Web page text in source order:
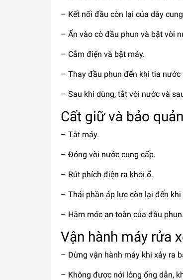
– Kết nối đầu còn lại của dây
– Ấn vào cò đầu phun và bật vòi
– Cắm điện và bật máy.
– Thay đầu phun đến khi tia
– Sau khi dùng, tắt vòi nước và
Cất giữ và bảo quản
– Tắt máy.
– Đóng vòi nước cung cấp.
– Rút phích điện ra khỏi ổ.
– Thải phần áp lực còn lại đến
– Hãm móc an toàn của đầu phun.
Vận hành máy rửa
– Dừng vận hành máy khi xảy ra
– Không được nới lỏng ống dẫn,